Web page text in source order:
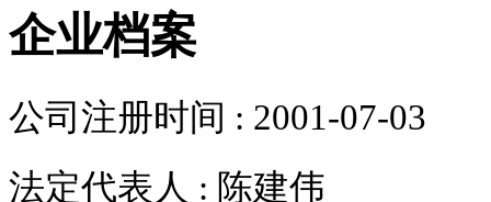
企业档案
公司注册时间 : 2001-07-03
法定代表人 : 陈建伟